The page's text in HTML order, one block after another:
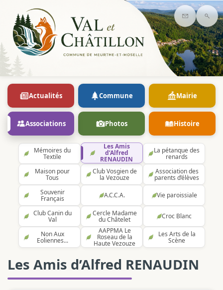
Contact
Actualités Commune Mairie
Associations Photos Histoire
Mémoires du
Textile
Les Amis
d’Alfred
RENAUDIN
La pétanque des
renards
Maison pour
Tous
Club Vosgien de
la Vezouze
Association des
parents d’élèves
Souvenir
Français A.C.C.A. Vie paroissiale
Club Canin du
Val
Cercle Madame
du Châtelet Croc Blanc
Non Aux
Eoliennes...
AAPPMA Le
Roseau de la
Haute Vezouze
Les Arts de la
Scène
Les Amis d’Alfred RENAUDIN